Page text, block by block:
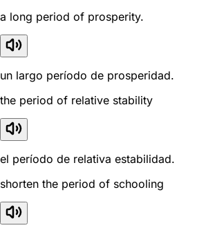
a long period of prosperity.
un largo período de prosperidad.
the period of relative stability
el período de relativa estabilidad.
shorten the period of schooling